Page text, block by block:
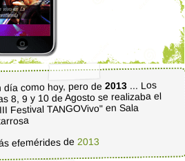
día como hoy, pero de2013 ... Los
8, 9 y 10 de Agosto se realizaba el
Festival TANGOVivo" en Sala
efemérides de 2013